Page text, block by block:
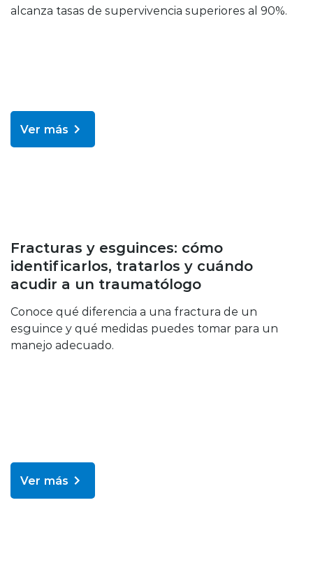
alcanza tasas de supervivencia superiores al 90%.
Ver más
Fracturas y esguinces: cómo
identificarlos, tratarlos y cuándo
acudir a un traumatólogo
Conoce qué diferencia a una fractura de un
esguince y qué medidas puedes tomar para un
manejo adecuado.
Ver más